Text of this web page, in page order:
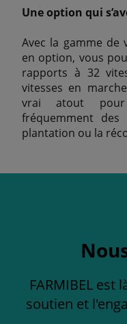
Une option qui
Avec la gamme de
en option, vous
rapports à 32
vitesses en
vrai atout
fréquemment des
plantation ou la
FARMIBEL est
soutien et